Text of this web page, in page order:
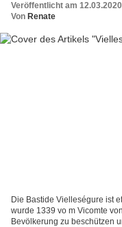
Veröffentlicht am
Von Renate
Die Bastide Vielleségure ist
wurde 1339 vo m Vicomte
Bevölkerung zu beschützen